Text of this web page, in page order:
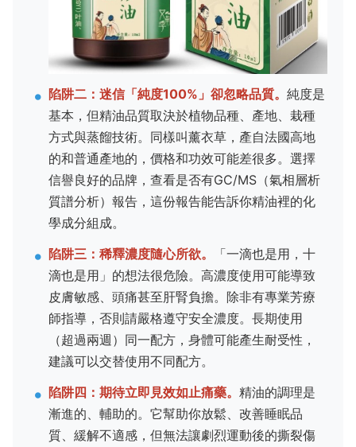
陷阱二：迷信「純度100%」卻忽略品質。 純度是
基本，但精油品質取決於植物品種、產地、栽種
方式與蒸餾技術。同樣叫薰衣草，產自法國高地
的和普通產地的，價格和功效可能差很多。選擇
信譽良好的品牌，查看是否有GC/MS（氣相層析
質譜分析）報告，這份報告能告訴你精油裡的化
學成分組成。
陷阱三：稀釋濃度隨心所欲。
「一滴也是用，十
滴也是用」的想法很危險。高濃度使用可能導致
皮膚敏感、頭痛甚至肝腎負擔。除非有專業芳療
師指導，否則請嚴格遵守安全濃度。長期使用
（超過兩週）同一配方，身體可能產生耐受性，
建議可以交替使用不同配方。
陷阱四：期待立即見效如止痛藥。 精油的調理是
漸進的、輔助的。它幫助你放鬆、改善睡眠品
質、緩解不適感，但無法讓劇烈運動後的撕裂傷